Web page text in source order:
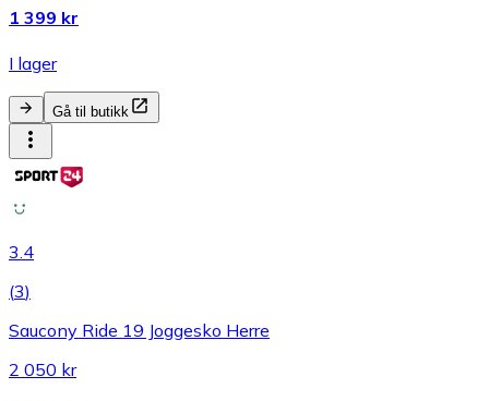
1 399 kr
I lager
Gå til butikk
3.4
(3)
Saucony Ride 19 Joggesko Herre
2 050 kr